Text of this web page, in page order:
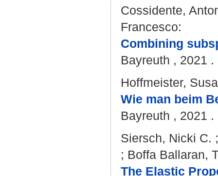
Cossidente,
Francesco:
Combining
Bayreuth , 2021 .
Hoffmeister,
Wie man beim
Bayreuth , 2021 .
Siersch, Nicki C.
; Boffa Ballaran,
The Elastic